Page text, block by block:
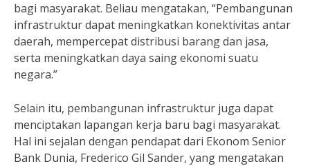
bagi masyarakat. Beliau mengatakan, “Pembangunan
infrastruktur dapat meningkatkan konektivitas antar
daerah, mempercepat distribusi barang dan jasa,
serta meningkatkan daya saing ekonomi suatu
negara.”
Selain itu, pembangunan infrastruktur juga dapat
menciptakan lapangan kerja baru bagi masyarakat.
Hal ini sejalan dengan pendapat dari Ekonom Senior
Bank Dunia, Frederico Gil Sander, yang mengatakan